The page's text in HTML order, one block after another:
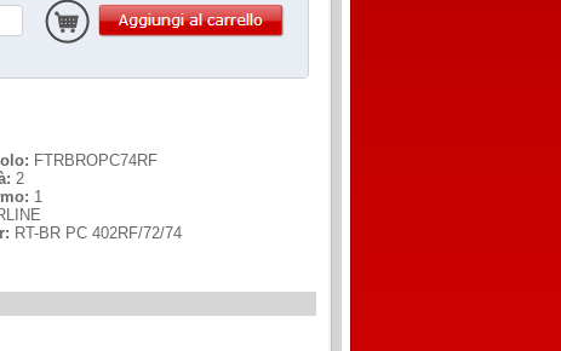
FTRBROPC74RF
2
1
RT-BR PC 402RF/72/74